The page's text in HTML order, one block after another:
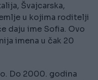
Švajcarska,
u kojima roditelji
daju ime Sofia. Ovo
imena u čak 20
Do 2000. godina